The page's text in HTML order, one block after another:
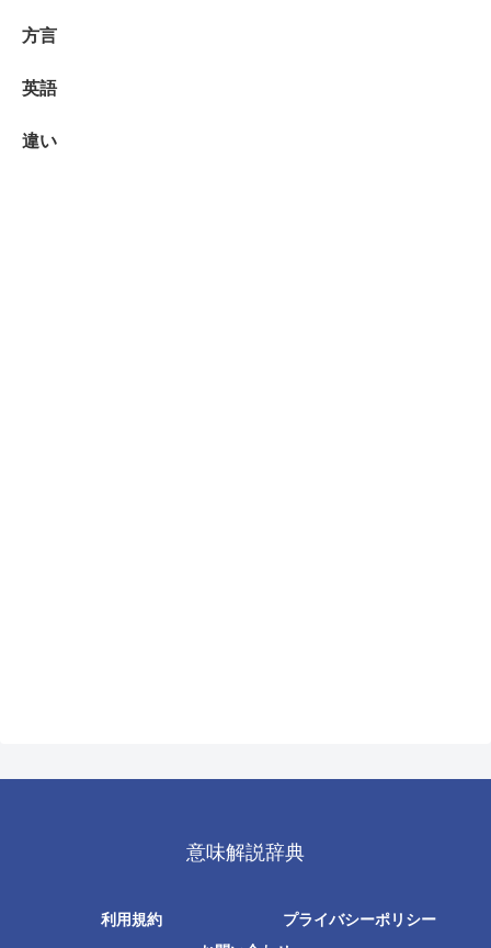
方言
英語
違い
意味解説辞典
利用規約
プライバシーポリシー